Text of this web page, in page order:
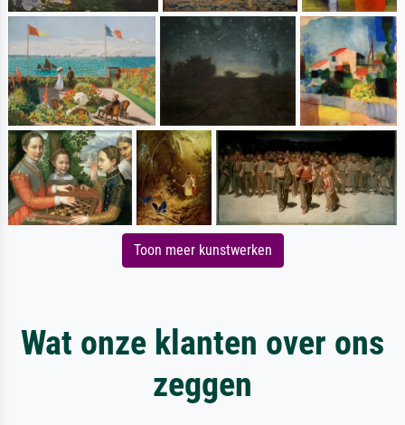
Toon meer kunstwerken
Wat onze klanten over ons
zeggen